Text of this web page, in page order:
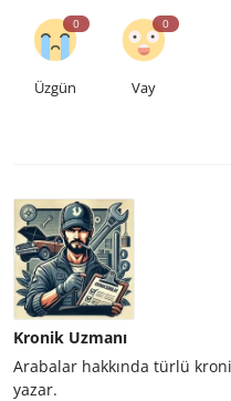
0
Üzgün
0
Vay
Kronik Uzmanı
Arabalar hakkında türlü
yazar.